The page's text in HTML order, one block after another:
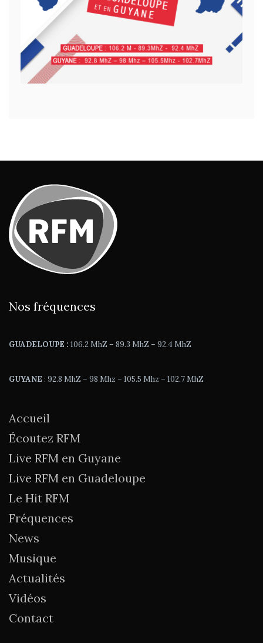
Nos fréquences
GUADELOUPE : 106.2 MhZ – 89.3 MhZ – 92.4 MhZ
GUYANE : 92.8 MhZ – 98 Mhz – 105.5 Mhz – 102.7 MhZ
Accueil
Écoutez RFM
Live RFM en Guyane
Live RFM en Guadeloupe
Le Hit RFM
Fréquences
News
Musique
Actualités
Vidéos
Contact